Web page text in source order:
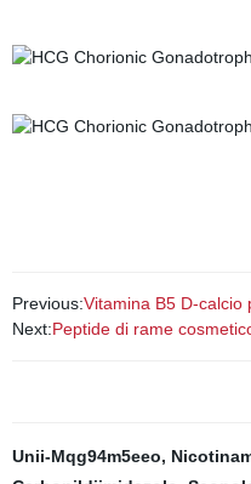
Previous:Vitamina B5 D-calcio
Next:Peptide di rame
Unii-Mqg94m5eeo,